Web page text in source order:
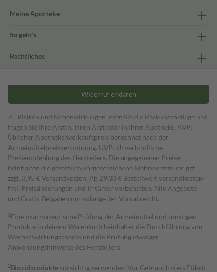
Meine Apotheke
So geht's
Rechtliches
Widerruf erklären
Zu Risiken und Nebenwirkungen lesen Sie die Packungsbeilage und
fragen Sie Ihre Ärztin, Ihren Arzt oder in Ihrer Apotheke. AVP:
Üblicher Apothekenverkaufspreis berechnet nach der
Arzneimittelpreisverordnung. UVP: Unverbindliche
Preisempfehlung des Herstellers. Die angegebenen Preise
beinhalten die gesetzlich vorgeschriebene Mehrwertsteuer, ggf.
zzgl. 3,95 € Versandkosten. Ab 29,00 € Bestell­wert versand­kosten­
frei. Preisänderungen und Irrtümer vorbehalten. Alle Angebote
und Gratis-Beigaben nur solange der Vorrat reicht.
1 Eine pharmazeutische Prüfung der Arzneimittel und sonstigen
Produkte in deinem Warenkorb beinhaltet die Durchführung von
Wechselwirkungschecks und die Prüfung etwaiger
Anwendungshinweise des Herstellers.
2Biozidproduktevorsichtig verwenden. Vor Gebrauch stets Etikett